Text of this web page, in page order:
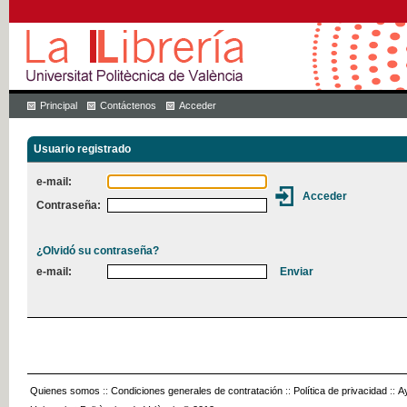
Principal Contáctenos Acceder
Usuario registrado
e-mail:
Contraseña:
¿Olvidó su contraseña?
e-mail:
Quienes somos :: Condiciones generales de contratación :: Política de privacidad ::